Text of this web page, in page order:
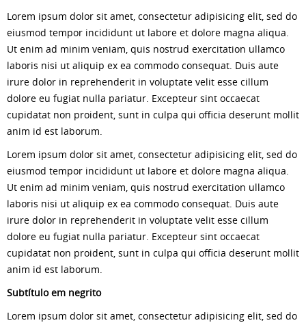
Lorem ipsum dolor sit amet, consectetur adipisicing elit, sed do
eiusmod tempor incididunt ut labore et dolore magna aliqua.
Ut enim ad minim veniam, quis nostrud exercitation ullamco
laboris nisi ut aliquip ex ea commodo consequat. Duis aute
irure dolor in reprehenderit in voluptate velit esse cillum
dolore eu fugiat nulla pariatur. Excepteur sint occaecat
cupidatat non proident, sunt in culpa qui officia deserunt mollit
anim id est laborum.
Lorem ipsum dolor sit amet, consectetur adipisicing elit, sed do
eiusmod tempor incididunt ut labore et dolore magna aliqua.
Ut enim ad minim veniam, quis nostrud exercitation ullamco
laboris nisi ut aliquip ex ea commodo consequat. Duis aute
irure dolor in reprehenderit in voluptate velit esse cillum
dolore eu fugiat nulla pariatur. Excepteur sint occaecat
cupidatat non proident, sunt in culpa qui officia deserunt mollit
anim id est laborum.
Subtítulo em negrito
Lorem ipsum dolor sit amet, consectetur adipisicing elit, sed do